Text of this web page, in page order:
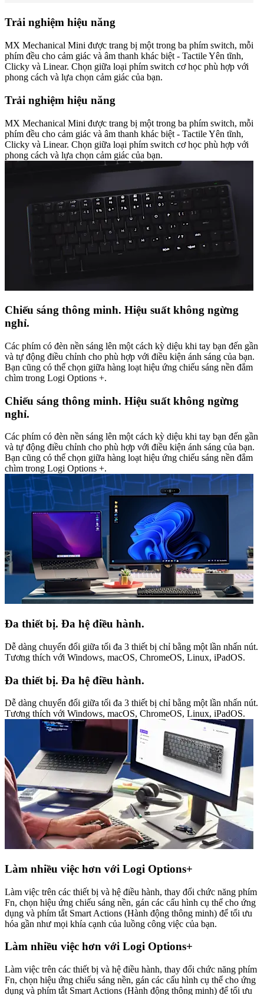
Trải nghiệm hiệu năng
MX Mechanical Mini được trang bị một trong ba phím switch, mỗi
phím đều cho cảm giác và âm thanh khác biệt - Tactile Yên tĩnh,
Clicky và Linear. Chọn giữa loại phím switch cơ học phù hợp với
phong cách và lựa chọn cảm giác của bạn.
Trải nghiệm hiệu năng
MX Mechanical Mini được trang bị một trong ba phím switch, mỗi
phím đều cho cảm giác và âm thanh khác biệt - Tactile Yên tĩnh,
Clicky và Linear. Chọn giữa loại phím switch cơ học phù hợp với
phong cách và lựa chọn cảm giác của bạn.
Chiếu sáng thông minh. Hiệu suất không ngừng
nghỉ.
Các phím có đèn nền sáng lên một cách kỳ diệu khi tay bạn đến gần
và tự động điều chỉnh cho phù hợp với điều kiện ánh sáng của bạn.
Bạn cũng có thể chọn giữa hàng loạt hiệu ứng chiếu sáng nền đắm
chìm trong Logi Options +.
Chiếu sáng thông minh. Hiệu suất không ngừng
nghỉ.
Các phím có đèn nền sáng lên một cách kỳ diệu khi tay bạn đến gần
và tự động điều chỉnh cho phù hợp với điều kiện ánh sáng của bạn.
Bạn cũng có thể chọn giữa hàng loạt hiệu ứng chiếu sáng nền đắm
chìm trong Logi Options +.
Đa thiết bị. Đa hệ điều hành.
Dễ dàng chuyển đổi giữa tối đa 3 thiết bị chỉ bằng một lần nhấn nút.
Tương thích với Windows, macOS, ChromeOS, Linux, iPadOS.
Đa thiết bị. Đa hệ điều hành.
Dễ dàng chuyển đổi giữa tối đa 3 thiết bị chỉ bằng một lần nhấn nút.
Tương thích với Windows, macOS, ChromeOS, Linux, iPadOS.
Làm nhiều việc hơn với Logi Options+
Làm việc trên các thiết bị và hệ điều hành, thay đổi chức năng phím
Fn, chọn hiệu ứng chiếu sáng nền, gán các cấu hình cụ thể cho ứng
dụng và phím tắt Smart Actions (Hành động thông minh) để tối ưu
hóa gần như mọi khía cạnh của luồng công việc của bạn.
Làm nhiều việc hơn với Logi Options+
Làm việc trên các thiết bị và hệ điều hành, thay đổi chức năng phím
Fn, chọn hiệu ứng chiếu sáng nền, gán các cấu hình cụ thể cho ứng
dụng và phím tắt Smart Actions (Hành động thông minh) để tối ưu